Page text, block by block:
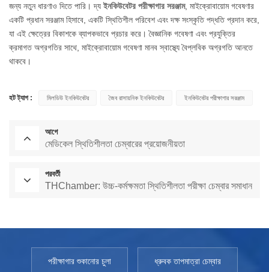
জন্য নতুন ধারণাও দিতে পারি। দ্যইনকিউবেটর পরীক্ষাগার সরঞ্জাম, মাইক্রোবায়োম গবেষণার
একটি প্রধান সরঞ্জাম হিসাবে, একটি স্থিতিশীল পরিবেশ এবং দক্ষ সংস্কৃতি পদ্ধতি প্রদান করে,
যা এই ক্ষেত্রের বিকাশকে ব্যাপকভাবে প্রচার করে। বৈজ্ঞানিক গবেষণা এবং প্রযুক্তির
ক্রমাগত অগ্রগতির সাথে, মাইক্রোবায়োম গবেষণা মানব স্বাস্থ্যে বৈপ্লবিক অগ্রগতি আনতে
থাকবে।
হট ট্যাগ : মিলডিউ ইনকিউবেটর জৈব রাসায়নিক ইনকিউবেটর ইনকিউবেটর পরীক্ষাগার সরঞ্জাম
আগে
মেডিকেল স্থিতিশীলতা চেম্বারের প্রয়োজনীয়তা
পরবর্তী
THChamber: উচ্চ-কর্মক্ষমতা স্থিতিশীলতা পরীক্ষা চেম্বার সমাধান
পরীক্ষাগার শুকানোর চুলা ধ্রুবক তাপমাত্রা চেম্বার